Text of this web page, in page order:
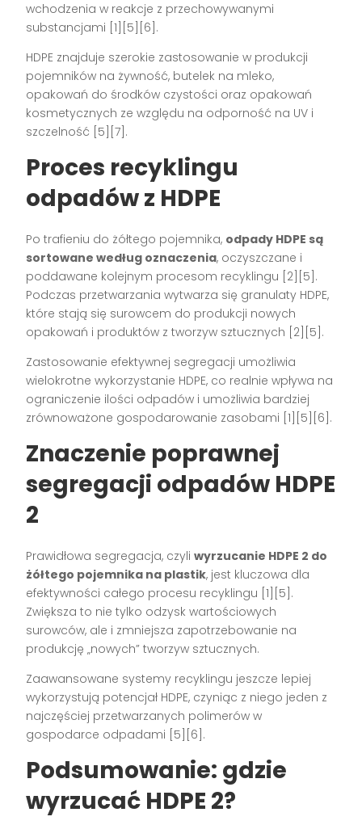
wchodzenia w reakcje z przechowywanymi
substancjami [1][5][6].
HDPE znajduje szerokie zastosowanie w produkcji
pojemników na żywność, butelek na mleko,
opakowań do środków czystości oraz opakowań
kosmetycznych ze względu na odporność na UV i
szczelność [5][7].
Proces recyklingu
odpadów z HDPE
Po trafieniu do żółtego pojemnika, odpady HDPE są
sortowane według oznaczenia, oczyszczane i
poddawane kolejnym procesom recyklingu [2][5].
Podczas przetwarzania wytwarza się granulaty HDPE,
które stają się surowcem do produkcji nowych
opakowań i produktów z tworzyw sztucznych [2][5].
Zastosowanie efektywnej segregacji umożliwia
wielokrotne wykorzystanie HDPE, co realnie wpływa na
ograniczenie ilości odpadów i umożliwia bardziej
zrównoważone gospodarowanie zasobami [1][5][6].
Znaczenie poprawnej
segregacji odpadów HDPE
2
Prawidłowa segregacja, czyliwyrzucanie HDPE 2 do
żółtego pojemnika na plastik, jest kluczowa dla
efektywności całego procesu recyklingu [1][5].
Zwiększa to nie tylko odzysk wartościowych
surowców, ale i zmniejsza zapotrzebowanie na
produkcję „nowych” tworzyw sztucznych.
Zaawansowane systemy recyklingu jeszcze lepiej
wykorzystują potencjał HDPE, czyniąc z niego jeden z
najczęściej przetwarzanych polimerów w
gospodarce odpadami [5][6].
Podsumowanie: gdzie
wyrzucać HDPE 2?